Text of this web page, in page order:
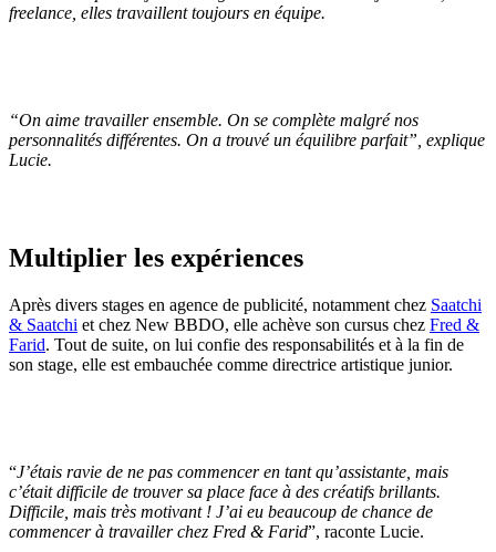
freelance, elles travaillent toujours en équipe.
“On aime travailler ensemble. On se complète malgré nos
personnalités différentes. On a trouvé un équilibre parfait”, explique
Lucie.
Multiplier les expériences
Après divers stages en agence de publicité, notamment chez Saatchi
& Saatchi et chez New BBDO, elle achève son cursus chez Fred &
Farid. Tout de suite, on lui confie des responsabilités et à la fin de
son stage, elle est embauchée comme directrice artistique junior.
“J’étais ravie de ne pas commencer en tant qu’assistante, mais
c’était difficile de trouver sa place face à des créatifs brillants.
Difficile, mais très motivant ! J’ai eu beaucoup de chance de
commencer à travailler chez Fred & Farid”, raconte Lucie.